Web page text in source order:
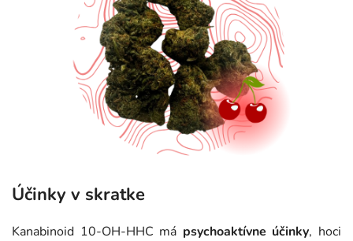
Účinky v skratke
Kanabinoid 10-OH-HHC má psychoaktívne účinky, hoci